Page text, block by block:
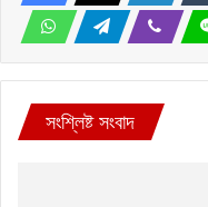
সংশ্লিষ্ট সংবাদ